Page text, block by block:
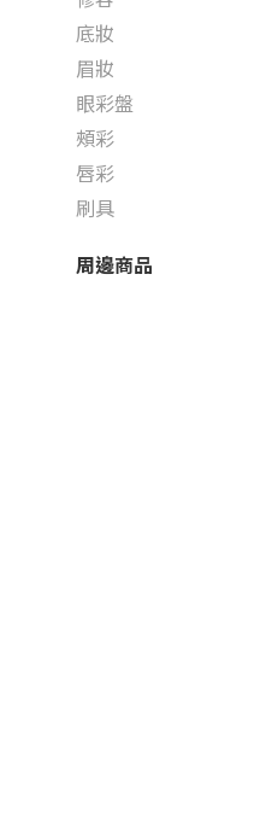
底妝
眉妝
眼彩盤
頰彩
唇彩
刷具
周邊商品